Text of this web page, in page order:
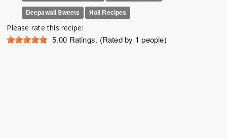
Deepawali Sweets
Holi Recipes
Please rate this recipe:
5.00 Ratings. (Rated by 1 people)